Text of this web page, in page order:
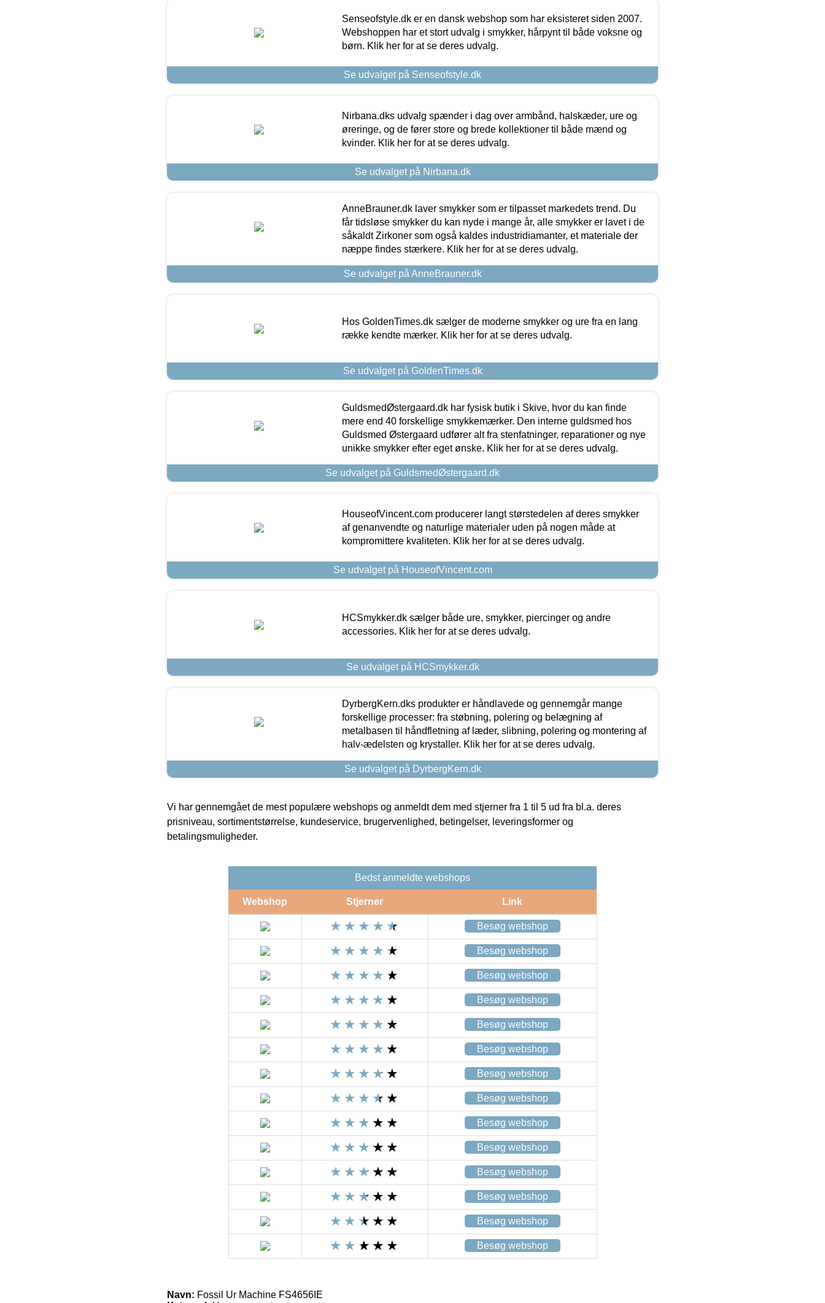
Senseofstyle.dk er en dansk webshop som har eksisteret siden 2007.
Webshoppen har et stort udvalg i smykker, hårpynt til både voksne og
børn. Klik her for at se deres udvalg.
Se udvalget på Senseofstyle.dk
Nirbana.dks udvalg spænder i dag over armbånd, halskæder, ure og
øreringe, og de fører store og brede kollektioner til både mænd og
kvinder. Klik her for at se deres udvalg.
Se udvalget på Nirbana.dk
AnneBrauner.dk laver smykker som er tilpasset markedets trend. Du
får tidsløse smykker du kan nyde i mange år, alle smykker er lavet i de
såkaldt Zirkoner som også kaldes industridiamanter, et materiale der
næppe findes stærkere. Klik her for at se deres udvalg.
Se udvalget på AnneBrauner.dk
Hos GoldenTimes.dk sælger de moderne smykker og ure fra en lang
række kendte mærker. Klik her for at se deres udvalg.
Se udvalget på GoldenTimes.dk
GuldsmedØstergaard.dk har fysisk butik i Skive, hvor du kan finde
mere end 40 forskellige smykkemærker. Den interne guldsmed hos
Guldsmed Østergaard udfører alt fra stenfatninger, reparationer og nye
unikke smykker efter eget ønske. Klik her for at se deres udvalg.
Se udvalget på GuldsmedØstergaard.dk
HouseofVincent.com producerer langt størstedelen af deres smykker
af genanvendte og naturlige materialer uden på nogen måde at
kompromittere kvaliteten. Klik her for at se deres udvalg.
Se udvalget på HouseofVincent.com
HCSmykker.dk sælger både ure, smykker, piercinger og andre
accessories. Klik her for at se deres udvalg.
Se udvalget på HCSmykker.dk
DyrbergKern.dks produkter er håndlavede og gennemgår mange
forskellige processer: fra støbning, polering og belægning af
metalbasen til håndfletning af læder, slibning, polering og montering af
halv-ædelsten og krystaller. Klik her for at se deres udvalg.
Se udvalget på DyrbergKern.dk
Vi har gennemgået de mest populære webshops og anmeldt dem med stjerner fra 1 til 5 ud fra bl.a. deres
prisniveau, sortimentstørrelse, kundeservice, brugervenlighed, betingelser, leveringsformer og
betalingsmuligheder.
Bedst anmeldte webshops
Webshop Stjerner Link
Besøg webshop
Besøg webshop
Besøg webshop
Besøg webshop
Besøg webshop
Besøg webshop
Besøg webshop
Besøg webshop
Besøg webshop
Besøg webshop
Besøg webshop
Besøg webshop
Besøg webshop
Besøg webshop
Navn: Fossil Ur Machine FS4656IE